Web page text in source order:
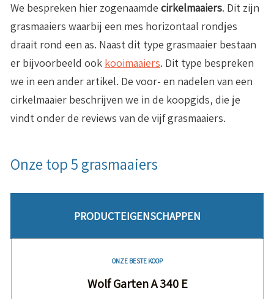
We bespreken hier zogenaamde cirkelmaaiers. Dit zijn
grasmaaiers waarbij een mes horizontaal rondjes
draait rond een as. Naast dit type grasmaaier bestaan
er bijvoorbeeld ook kooimaaiers. Dit type bespreken
we in een ander artikel. De voor- en nadelen van een
cirkelmaaier beschrijven we in de koopgids, die je
vindt onder de reviews van de vijf grasmaaiers.
Onze top 5 grasmaaiers
PRODUCTEIGENSCHAPPEN
ONZE BESTE KOOP
Wolf Garten A 340 E